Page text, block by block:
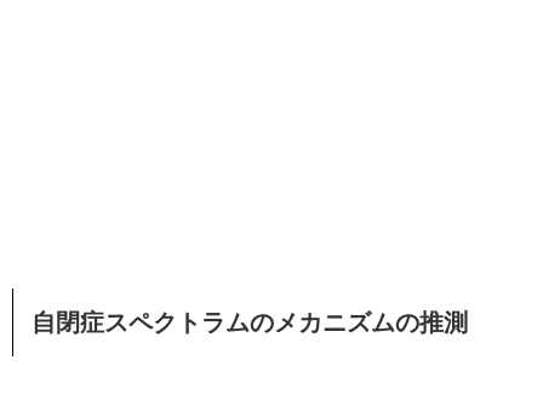
自閉症スペクトラムのメカニズムの推測